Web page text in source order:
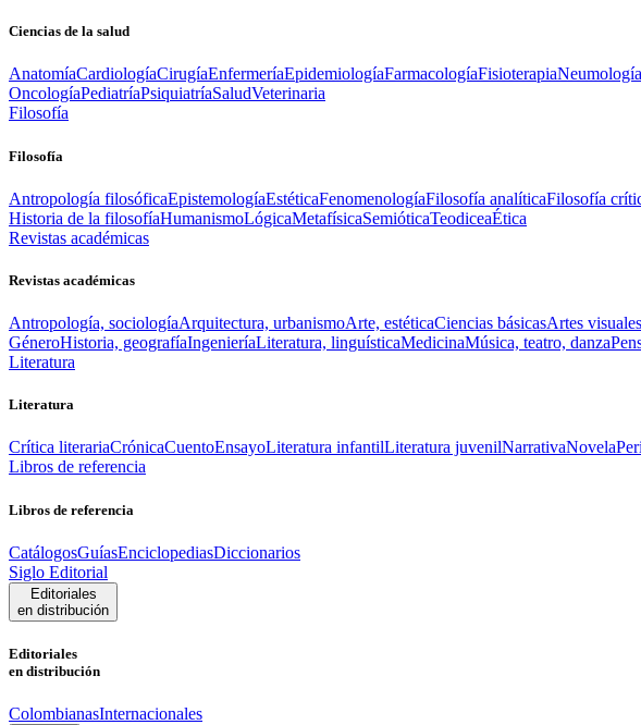
Ciencias de la salud
AnatomíaCardiologíaCirugíaEnfermeríaEpidemiologíaFarmacologíaFisioterapiaNeumología
OncologíaPediatríaPsiquiatríaSaludVeterinaria
Filosofía
Filosofía
Antropología filosóficaEpistemologíaEstéticaFenomenologíaFilosofía analíticaFilosofía
Historia de la filosofíaHumanismoLógicaMetafísicaSemióticaTeodiceaÉtica
Revistas académicas
Revistas académicas
Antropología, sociologíaArquitectura, urbanismoArte, estéticaCiencias básicasArtes visuales
GéneroHistoria, geografíaIngenieríaLiteratura, linguísticaMedicinaMúsica, teatro, danza
Literatura
Literatura
Crítica literariaCrónicaCuentoEnsayoLiteratura infantilLiteratura juvenilNarrativaNovela
Libros de referencia
Libros de referencia
CatálogosGuíasEnciclopediasDiccionarios
Siglo Editorial
Editoriales
en distribución
Editoriales
en distribución
ColombianasInternacionales